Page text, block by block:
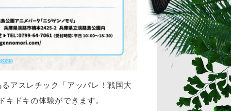
アスレチック「アッパレ！戦国大
ドキの体験ができます。